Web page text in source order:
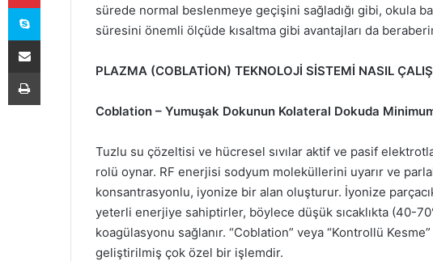
sürede normal beslenmeye geçişini sağladığı gibi, okula
süresini önemli ölçüde kısaltma gibi avantajları da
PLAZMA (COBLATİON) TEKNOLOJİ SİSTEMİ NASIL
Coblation – Yumuşak Dokunun Kolateral Dokuda
Tuzlu su çözeltisi ve hücresel sıvılar aktif ve pasif
rolü oynar. RF enerjisi sodyum moleküllerini uyarır ve
konsantrasyonlu, iyonize bir alan oluşturur. İyonize
yeterli enerjiye sahiptirler, böylece düşük sıcaklıkta (40-
koagülasyonu sağlanır. “Coblation” veya “Kontrollü
geliştirilmiş çok özel bir işlemdir.
Skype
E-Posta ile paylaş